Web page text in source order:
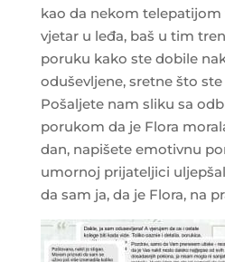
kao da nekom
vjetar u leđa, baš u tim
poruku kako ste dobile
oduševljene, sretne što ste
Pošaljete nam sliku sa
porukom da je Flora
dan, napišete emotivnu
umornoj prijateljici
da sam ja, da je Flora, na